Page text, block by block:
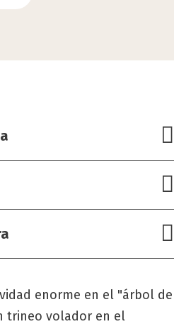
enorme en el "árbol de
trineo volador en el